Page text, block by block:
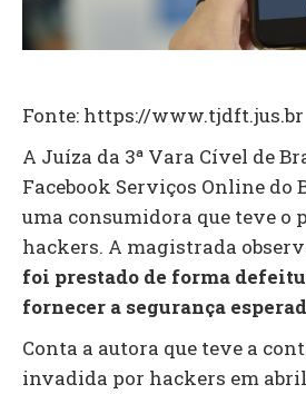
Fonte: https://www.tjdft.jus.br
A Juíza da 3ª Vara Cível de
Facebook Serviços Online do
uma consumidora que teve o
hackers. A magistrada
foi prestado de forma
fornecer a segurança
Conta a autora que teve a
invadida por hackers em abril